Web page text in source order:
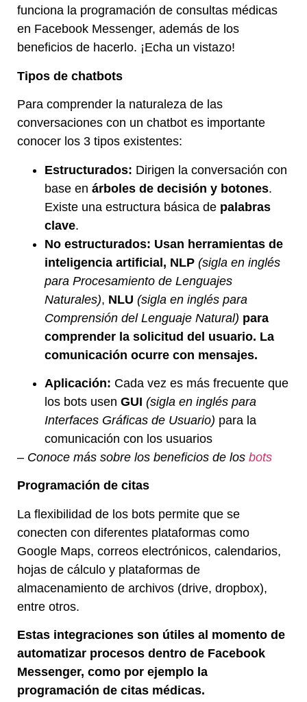
funciona la programación de consultas médicas
en Facebook Messenger, además de los
beneficios de hacerlo. ¡Echa un vistazo!
Tipos de chatbots
Para comprender la naturaleza de las
conversaciones con un chatbot es importante
conocer los 3 tipos existentes:
Estructurados: Dirigen la conversación con
base en árboles de decisión y botones.
Existe una estructura básica de palabras
clave.
No estructurados: Usan herramientas de
inteligencia artificial, NLP (sigla en inglés
para Procesamiento de Lenguajes
Naturales), NLU (sigla en inglés para
Comprensión del Lenguaje Natural) para
comprender la solicitud del usuario. La
comunicación ocurre con mensajes.
Aplicación: Cada vez es más frecuente que
los bots usen GUI (sigla en inglés para
Interfaces Gráficas de Usuario) para la
comunicación con los usuarios
– Conoce más sobre los beneficios de los bots
Programación de citas
La flexibilidad de los bots permite que se
conecten con diferentes plataformas como
Google Maps, correos electrónicos, calendarios,
hojas de cálculo y plataformas de
almacenamiento de archivos (drive, dropbox),
entre otros.
Estas integraciones son útiles al momento de
automatizar procesos dentro de Facebook
Messenger, como por ejemplo la
programación de citas médicas.